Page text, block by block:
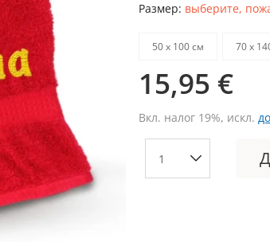
Размер: выберите,
50 х 100 см 70 х
15,95 €
Вкл. налог 19%, искл.